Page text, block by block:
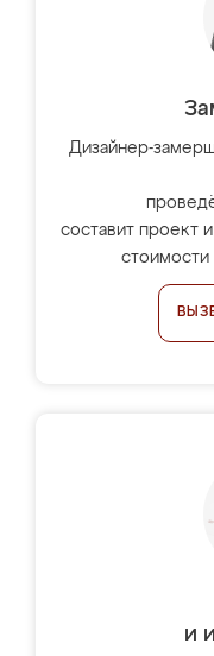
Дизайнер-
составит проект
и